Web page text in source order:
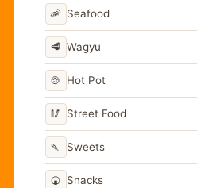
🦐 Seafood
🥩 Wagyu
🍲 Hot Pot
🥢 Street Food
🍡 Sweets
🍘 Snacks